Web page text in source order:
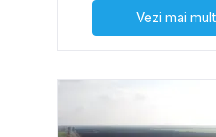
Vezi mai